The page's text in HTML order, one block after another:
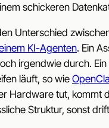
schickeren
Unterschied
KI-Agenten. Ein
irgendwie durch.
läuft, so wie
Hardware tut, kommt
Struktur, sonst